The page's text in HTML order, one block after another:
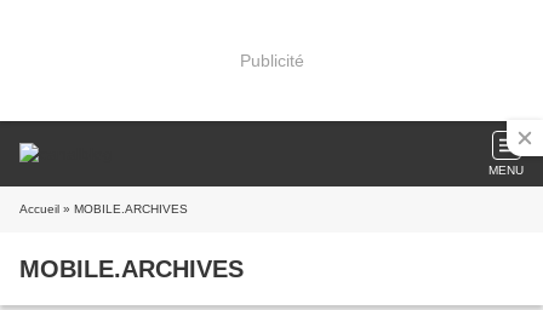
Publicité
MENU
Accueil » MOBILE.ARCHIVES
MOBILE.ARCHIVES